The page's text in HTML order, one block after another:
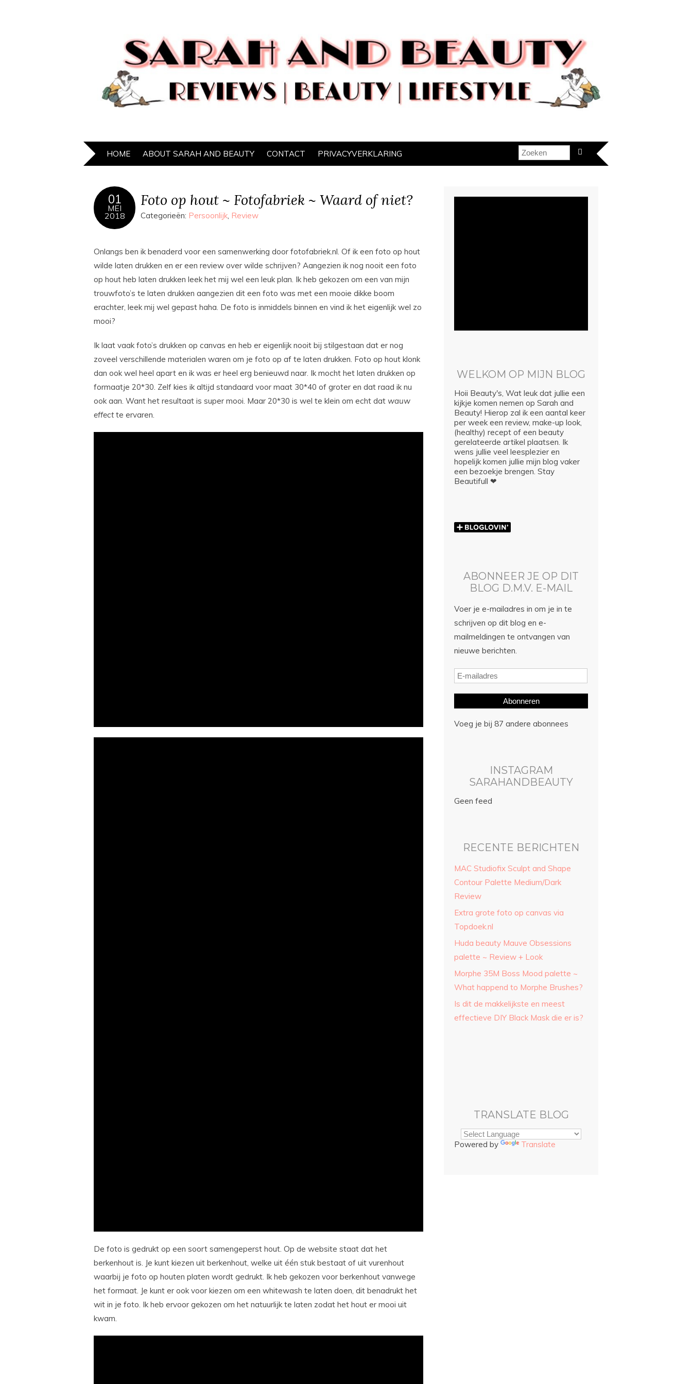
HOME ABOUT SARAH AND BEAUTY CONTACT PRIVACYVERKLARING
01
MEI
2018
Foto op hout ~ Fotofabriek ~ Waard of niet?
Categorieën: Persoonlijk, Review
Onlangs ben ik benaderd voor een samenwerking door fotofabriek.nl. Of ik een foto op hout
wilde laten drukken en er een review over wilde schrijven? Aangezien ik nog nooit een foto
op hout heb laten drukken leek het mij wel een leuk plan. Ik heb gekozen om een van mijn
trouwfoto’s te laten drukken aangezien dit een foto was met een mooie dikke boom
erachter, leek mij wel gepast haha. De foto is inmiddels binnen en vind ik het eigenlijk wel zo
mooi?
Ik laat vaak foto’s drukken op canvas en heb er eigenlijk nooit bij stilgestaan dat er nog
zoveel verschillende materialen waren om je foto op af te laten drukken. Foto op hout klonk
dan ook wel heel apart en ik was er heel erg benieuwd naar. Ik mocht het laten drukken op
formaatje 20*30. Zelf kies ik altijd standaard voor maat 30*40 of groter en dat raad ik nu
ook aan. Want het resultaat is super mooi. Maar 20*30 is wel te klein om echt dat wauw
effectte ervaren.
De foto is gedrukt op een soort samengeperst hout. Op de website staat dat het
berkenhout is. Je kunt kiezen uit berkenhout, welke uit één stuk bestaat of uit vurenhout
waarbij je foto op houten platen wordt gedrukt. Ik heb gekozen voor berkenhout vanwege
het formaat. Je kunt er ook voor kiezen om een whitewash te laten doen, dit benadrukt het
wit in je foto. Ik heb ervoor gekozen om het natuurlijk te laten zodat het hout er mooi uit
kwam.
WELKOM OP MIJN BLOG
Hoii Beauty's, Wat leuk dat jullie een
kijkje komen nemen op Sarah and
Beauty! Hierop zal ik een aantal keer
per week een review, make-up look,
(healthy) recept of een beauty
gerelateerde artikel plaatsen. Ik
wens jullie veel leesplezier en
hopelijk komen jullie mijn blog vaker
een bezoekje brengen. Stay
Beautifull ❤
ABONNEER JE OP DIT
BLOG D.M.V. E-MAIL
Voer je e-mailadres in om je in te
schrijven op dit blog en e-
mailmeldingen te ontvangen van
nieuwe berichten.
Abonneren
Voeg je bij 87 andere abonnees
INSTAGRAM
SARAHANDBEAUTY
Geen feed
RECENTE BERICHTEN
MAC Studiofix Sculpt and Shape
Contour Palette Medium/Dark
Review
Extra grote foto op canvas via
Topdoek.nl
Huda beauty Mauve Obsessions
palette ~ Review + Look
Morphe 35M Boss Mood palette ~
What happend to Morphe Brushes?
Is dit de makkelijkste en meest
effectieve DIY Black Mask die er is?
TRANSLATE BLOG
Powered by Translate